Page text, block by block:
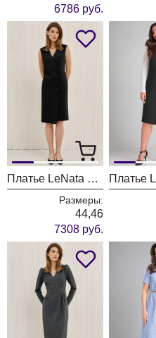
6786 руб.
Платье LeNata 16446 черный
Размеры:
44,46
7308 руб.